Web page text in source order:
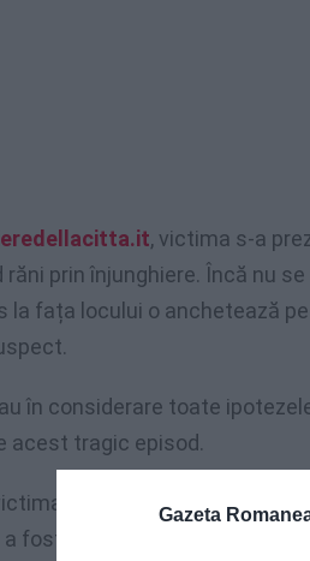
Gazeta
, victima s-a
răni prin înjunghiere. Încă nu
la fața locului o anchetează
în considerare toate
acest tragic episod.
a fost transportată la
fost tratat prompt de